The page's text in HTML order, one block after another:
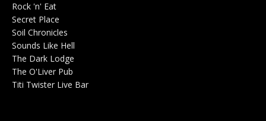
Rock 'n' Eat
Secret Place
Soil Chronicles
Sounds Like Hell
The Dark Lodge
The O'Liver Pub
Titi Twister Live Bar